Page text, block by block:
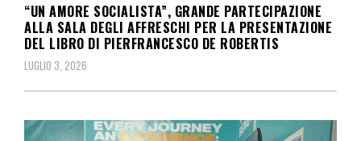
“UN AMORE SOCIALISTA”, GRANDE PARTECIPAZIONE
ALLA SALA DEGLI AFFRESCHI PER LA PRESENTAZIONE
DEL LIBRO DI PIERFRANCESCO DE ROBERTIS
LUGLIO 3, 2026